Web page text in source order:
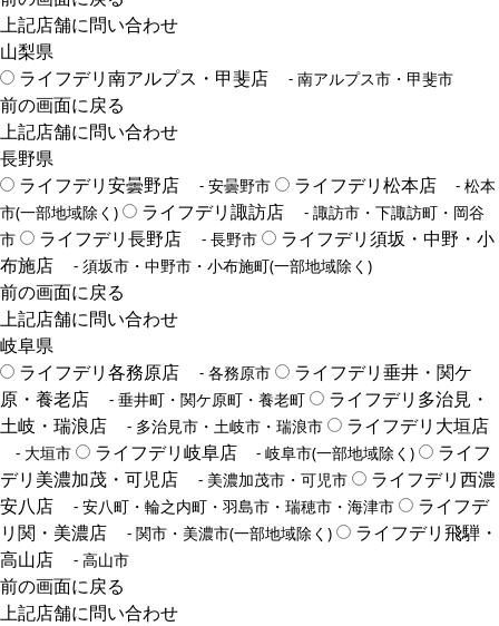
上記店舗に問い合わせ
山梨県
ライフデリ南アルプス・甲斐店
- 南アルプス市・甲斐市
前の画面に戻る
上記店舗に問い合わせ
長野県
ライフデリ安曇野店
- 安曇野市 ライフデリ松本店
- 松本
市(一部地域除く)
ライフデリ諏訪店
- 諏訪市・下諏訪町・岡谷
市
ライフデリ長野店 - 長野市
ライフデリ須坂・中野・小
布施店
- 須坂市・中野市・小布施町(一部地域除く)
前の画面に戻る
上記店舗に問い合わせ
岐阜県
ライフデリ各務原店
- 各務原市
ライフデリ垂井・関ケ
原・養老店
- 垂井町・関ケ原町・養老町
ライフデリ多治見・
土岐・瑞浪店
- 多治見市・土岐市・瑞浪市 ライフデリ大垣店
- 大垣市 ライフデリ岐阜店 - 岐阜市(一部地域除く)
ライフ
デリ美濃加茂・可児店
- 美濃加茂市・可児市
ライフデリ西濃
安八店
- 安八町・輪之内町・羽島市・瑞穂市・海津市
ライフデ
リ関・美濃店
- 関市・美濃市(一部地域除く)
ライフデリ飛騨・
高山店
- 高山市
前の画面に戻る
上記店舗に問い合わせ